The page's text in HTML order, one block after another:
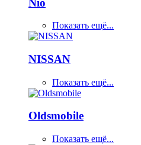
Показать ещё...
NISSAN
Показать ещё...
Oldsmobile
Показать ещё...